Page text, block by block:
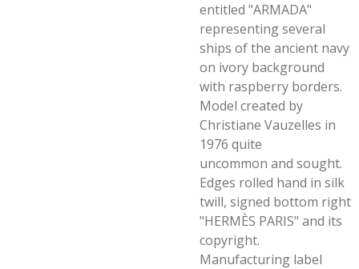
entitled "ARMADA"
representing several
ships of the ancient navy
on ivory background
with raspberry borders.
Model created by
Christiane Vauzelles in
1976 quite
uncommon and sought.
Edges rolled hand in silk
twill, signed bottom right
"HERMÈS PARIS" and its
copyright.
Manufacturing label